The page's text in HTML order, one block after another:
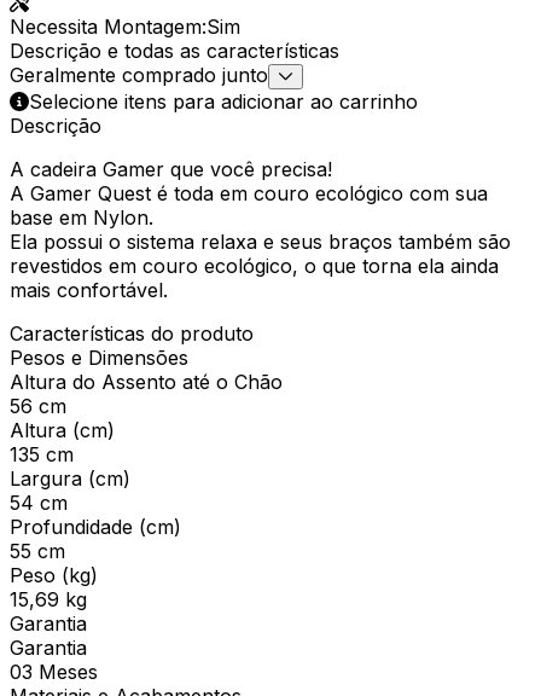
Necessita Montagem:Sim
Descrição e todas as características
Geralmente comprado junto
Selecione itens para adicionar ao carrinho
Descrição
A cadeira Gamer que você precisa!
A Gamer Quest é toda em couro ecológico com sua
base em Nylon.
Ela possui o sistema relaxa e seus braços também são
revestidos em couro ecológico, o que torna ela ainda
mais confortável.
Características do produto
Pesos e Dimensões
Altura do Assento até o Chão
56 cm
Altura (cm)
135 cm
Largura (cm)
54 cm
Profundidade (cm)
55 cm
Peso (kg)
15,69 kg
Garantia
Garantia
03 Meses